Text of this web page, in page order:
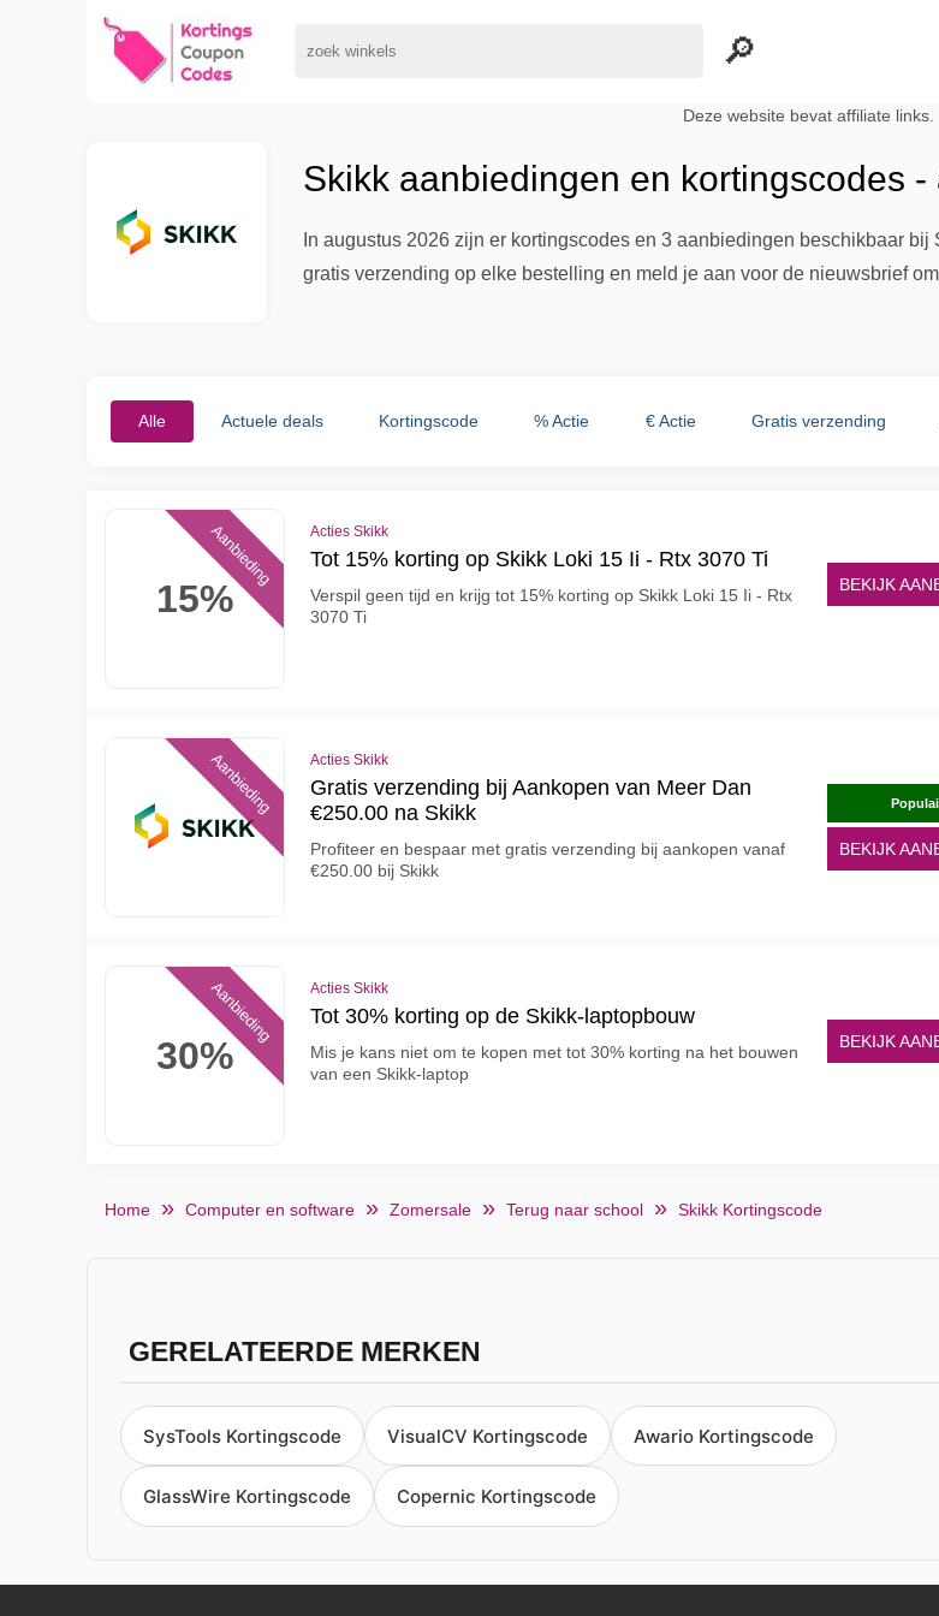
Deze website bevat affiliate links.
Skikk aanbiedingen en kortingscodes
In augustus 2026 zijn er kortingscodes en 3 aanbiedingen beschikbaar
gratis verzending op elke bestelling en meld je aan voor de nieuwsbrief
Alle Actuele deals Kortingscode % Actie € Actie Gratis verzending
15%
Aanbieding Acties Skikk
Tot 15% korting op Skikk Loki 15 Ii - Rtx 3070 Ti
Verspil geen tijd en krijg tot 15% korting op Skikk Loki 15 Ii - Rtx
3070 Ti
BEKIJK
Aanbieding Acties Skikk
Gratis verzending bij Aankopen van Meer Dan
€250.00 na Skikk
Profiteer en bespaar met gratis verzending bij aankopen vanaf
€250.00 bij Skikk
BEKIJK
30%
Aanbieding Acties Skikk
Tot 30% korting op de Skikk-laptopbouw
Mis je kans niet om te kopen met tot 30% korting na het bouwen
van een Skikk-laptop
BEKIJK
Home Computer en software Zomersale Terug naar school Skikk Kortingscode
GERELATEERDE MERKEN
SysTools Kortingscode VisualCV Kortingscode Awario Kortingscode
GlassWire Kortingscode Copernic Kortingscode